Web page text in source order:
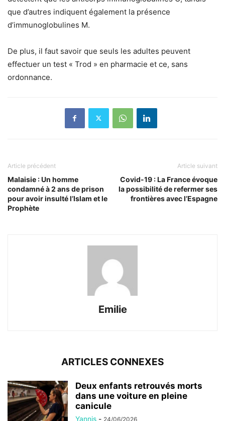
que d’autres indiquent également la présence
d’immunoglobulines M.
De plus, il faut savoir que seuls les adultes peuvent
effectuer un test « Trod » en pharmacie et ce, sans
ordonnance.
Article précédent
Malaisie : Un homme
condamné à 2 ans de prison
pour avoir insulté l’Islam et le
Prophète
Article suivant
Covid-19 : La France évoque
la possibilité de refermer ses
frontières avec l’Espagne
Emilie
ARTICLES CONNEXES
Deux enfants retrouvés morts
dans une voiture en pleine
canicule
Yannis - 24/06/2026